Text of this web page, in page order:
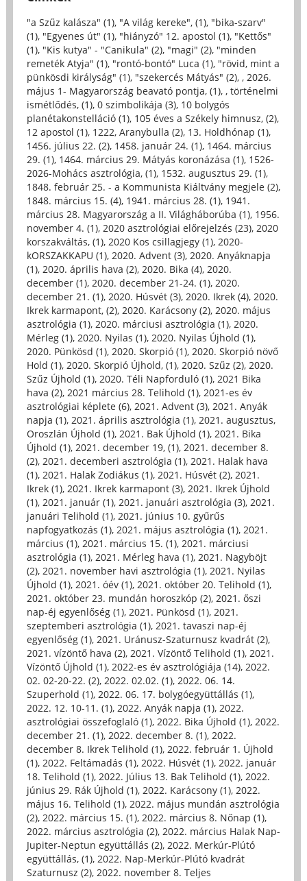
"a Szűz kalásza" (1), "A világ kereke", (1), "bika-szarv"
(1), "Egyenes út" (1), "hiányzó" 12. apostol (1), "Kettős"
(1), "Kis kutya" - "Canikula" (2), "magi" (2), "minden
remeték Atyja" (1), "rontó-bontó" Luca (1), "rövid, mint a
pünkösdi királyság" (1), "szekercés Mátyás" (2), , 2026.
május 1- Magyarország beavató pontja, (1), , történelmi
ismétlődés, (1), 0 szimbolikája (3), 10 bolygós
planétakonstelláció (1), 105 éves a Székely himnusz, (2),
12 apostol (1), 1222, Aranybulla (2), 13. Holdhónap (1),
1456. július 22. (2), 1458. január 24. (1), 1464. március
29. (1), 1464. március 29. Mátyás koronázása (1), 1526-
2026-Mohács asztrológia, (1), 1532. augusztus 29. (1),
1848. február 25. - a Kommunista Kiáltvány megjele (2),
1848. március 15. (4), 1941. március 28. (1), 1941.
március 28. Magyarország a II. Világháborúba (1), 1956.
november 4. (1), 2020 asztrológiai előrejelzés (23), 2020
korszakváltás, (1), 2020 Kos csillagjegy (1), 2020-
kORSZAKKAPU (1), 2020. Advent (3), 2020. Anyáknapja
(1), 2020. április hava (2), 2020. Bika (4), 2020.
december (1), 2020. december 21-24. (1), 2020.
december 21. (1), 2020. Húsvét (3), 2020. Ikrek (4), 2020.
Ikrek karmapont, (2), 2020. Karácsony (2), 2020. május
asztrológia (1), 2020. márciusi asztrológia (1), 2020.
Mérleg (1), 2020. Nyilas (1), 2020. Nyilas Újhold (1),
2020. Pünkösd (1), 2020. Skorpió (1), 2020. Skorpió növő
Hold (1), 2020. Skorpió Újhold, (1), 2020. Szűz (2), 2020.
Szűz Újhold (1), 2020. Téli Napforduló (1), 2021 Bika
hava (2), 2021 március 28. Telihold (1), 2021-es év
asztrológiai képlete (6), 2021. Advent (3), 2021. Anyák
napja (1), 2021. április asztrológia (1), 2021. augusztus,
Oroszlán Újhold (1), 2021. Bak Újhold (1), 2021. Bika
Újhold (1), 2021. december 19, (1), 2021. december 8.
(2), 2021. decemberi asztrológia (1), 2021. Halak hava
(1), 2021. Halak Zodiákus (1), 2021. Húsvét (2), 2021.
Ikrek (1), 2021. Ikrek karmapont (3), 2021. Ikrek Újhold
(1), 2021. január (1), 2021. januári asztrológia (3), 2021.
januári Telihold (1), 2021. június 10. gyűrűs
napfogyatkozás (1), 2021. május asztrológia (1), 2021.
március (1), 2021. március 15. (1), 2021. márciusi
asztrológia (1), 2021. Mérleg hava (1), 2021. Nagyböjt
(2), 2021. november havi asztrológia (1), 2021. Nyilas
Újhold (1), 2021. óév (1), 2021. október 20. Telihold (1),
2021. október 23. mundán horoszkóp (2), 2021. őszi
nap-éj egyenlőség (1), 2021. Pünkösd (1), 2021.
szeptemberi asztrológia (1), 2021. tavaszi nap-éj
egyenlőség (1), 2021. Uránusz-Szaturnusz kvadrát (2),
2021. vízöntő hava (2), 2021. Vízöntő Telihold (1), 2021.
Vízöntő Újhold (1), 2022-es év asztrológiája (14), 2022.
02. 02-20-22. (2), 2022. 02.02. (1), 2022. 06. 14.
Szuperhold (1), 2022. 06. 17. bolygóegyüttállás (1),
2022. 12. 10-11. (1), 2022. Anyák napja (1), 2022.
asztrológiai összefoglaló (1), 2022. Bika Újhold (1), 2022.
december 21. (1), 2022. december 8. (1), 2022.
december 8. Ikrek Telihold (1), 2022. február 1. Újhold
(1), 2022. Feltámadás (1), 2022. Húsvét (1), 2022. január
18. Telihold (1), 2022. Július 13. Bak Telihold (1), 2022.
június 29. Rák Újhold (1), 2022. Karácsony (1), 2022.
május 16. Telihold (1), 2022. május mundán asztrológia
(2), 2022. március 15. (1), 2022. március 8. Nőnap (1),
2022. március asztrológia (2), 2022. március Halak Nap-
Jupiter-Neptun együttállás (2), 2022. Merkúr-Plútó
együttállás, (1), 2022. Nap-Merkúr-Plútó kvadrát
Szaturnusz (2), 2022. november 8. Teljes